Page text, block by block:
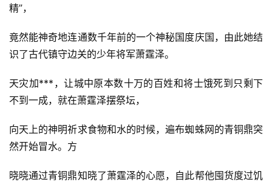
精”，
竟然能神奇地连通数千年前的一个神秘国度庆国，由此她结
识了古代镇守边关的少年将军萧霆泽。
天灾加***，让城中原本数十万的百姓和将士饿死到只剩下
不到一成，就在萧霆泽摆祭坛，
向天上的神明祈求食物和水的时候，遍布蜘蛛网的青铜鼎突
然开始冒水。方
晓晓通过青铜鼎知晓了萧霆泽的心愿，自此帮他囤货度过饥